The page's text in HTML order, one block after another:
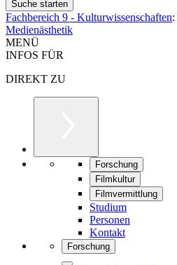
Fachbereich 9 - Kulturwissenschaften:
Medienästhetik
MENÜ
INFOS FÜR
DIREKT ZU
Forschung
Filmkultur
Filmvermittlung
Studium
Personen
Kontakt
Forschung